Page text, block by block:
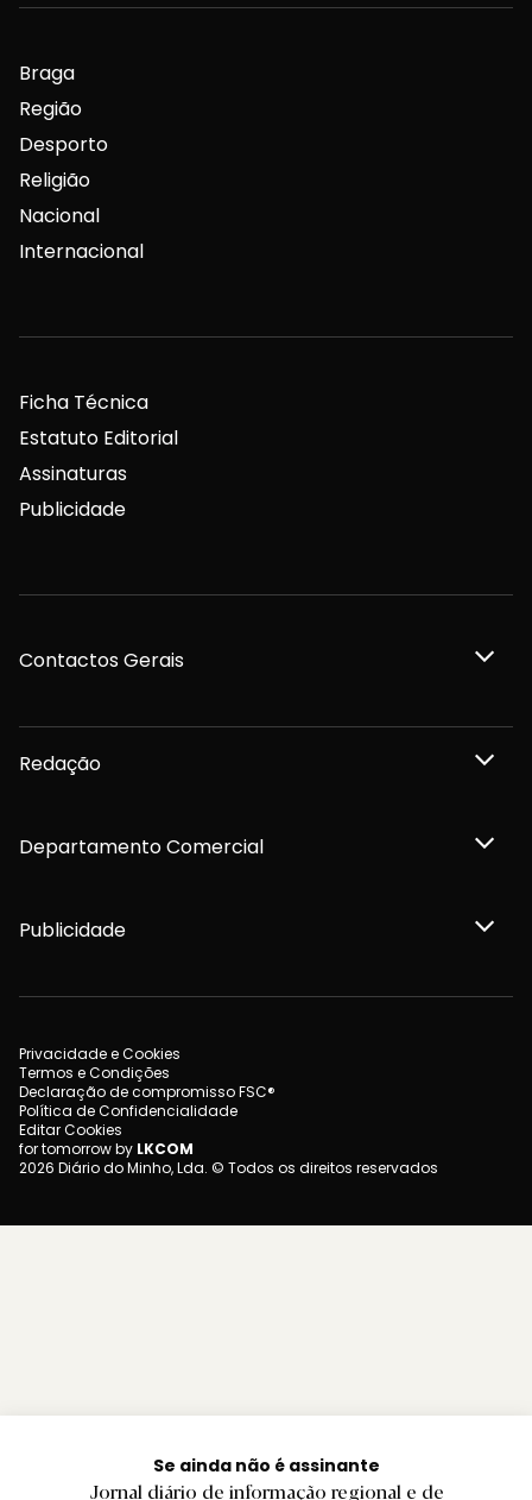
Se ainda não é assinante
Jornal diário de informação regional e de
Braga
Região
Desporto
Religião
Nacional
Internacional
Ficha Técnica
Estatuto Editorial
Assinaturas
Publicidade
Contactos Gerais
Redação
Departamento Comercial
Publicidade
Privacidade e Cookies
Termos e Condições
Declaração de compromisso FSC®
Política de Confidencialidade
Editar Cookies
for tomorrow by LKCOM
2026 Diário do Minho, Lda. © Todos os direitos reservados